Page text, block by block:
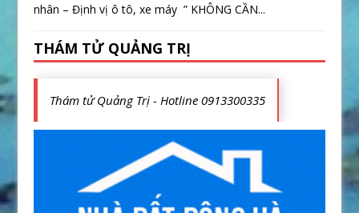
nhân – Định vị ô tô, xe máy ” KHÔNG CẦN...
THÁM TỬ QUẢNG TRỊ
Thám tử Quảng Trị - Hotline 0913300335